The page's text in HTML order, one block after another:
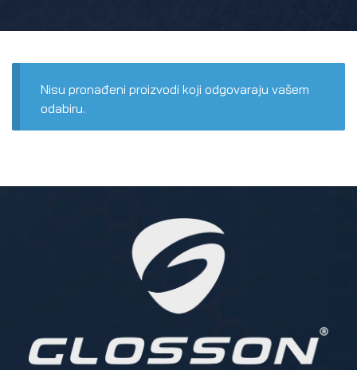
Nisu pronađeni proizvodi koji odgovaraju vašem
odabiru.